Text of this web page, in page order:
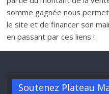
somme gagnée nous
le site et de financer son
en passant par ces liens !
Soutenez Plateau